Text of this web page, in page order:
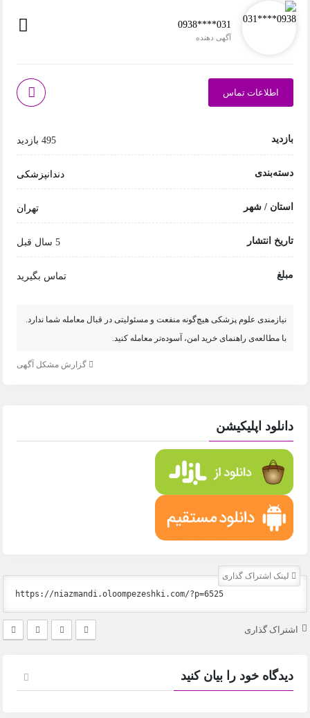
0938****031
آگهی دهنده
اطلاعات تماس
بازدید 495 بازدید
دسته‌بندی دندانپزشکی
استان / شهر تهران
تاریخ انتشار 5 سال قبل
مبلغ تماس بگیرید
نیازمندی علوم پزشکی هیچ‌گونه منفعت و مسئولیتی در قبال معامله شما ندارد.
با مطالعه‌ی راهنمای خرید امن، آسوده‌تر معامله کنید.
گزارش مشکل آگهی
دانلود اپلیکیشن
لینک اشتراک گذاری
اشتراک گذاری
دیدگاه خود را بیان کنید